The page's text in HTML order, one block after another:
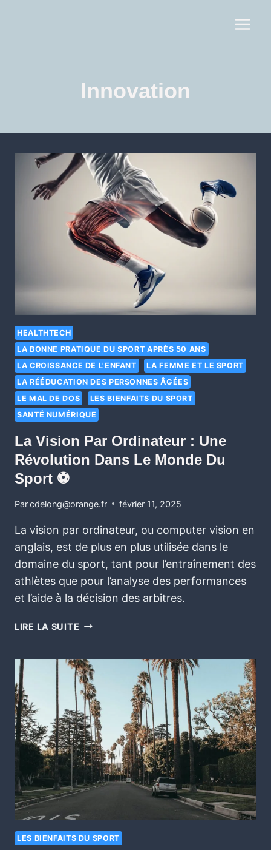
Innovation
HEALTHTECH
LA BONNE PRATIQUE DU SPORT APRÈS 50 ANS
LA CROISSANCE DE L'ENFANT
LA FEMME ET LE SPORT
LA RÉÉDUCATION DES PERSONNES ÂGÉES
LE MAL DE DOS
LES BIENFAITS DU SPORT
SANTÉ NUMÉRIQUE
La Vision Par Ordinateur : Une
Révolution Dans Le Monde Du
Sport ⚽
Parcdelong@orange.fr février 11, 2025
La vision par ordinateur, ou computer vision en
anglais, est de plus en plus utilisée dans le
domaine du sport, tant pour l’entraînement des
athlètes que pour l’analyse des performances
et l’aide à la décision des arbitres.
LIRE LA SUITE
LES BIENFAITS DU SPORT